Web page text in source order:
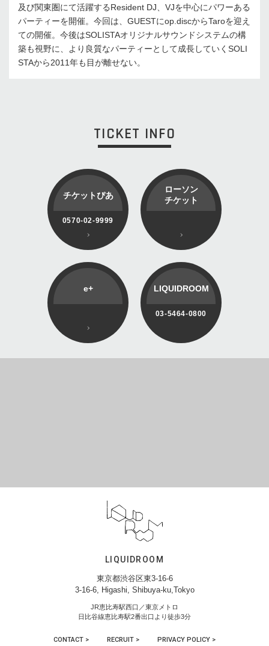
及び関東圏にて活躍するResident DJ、VJを中心にパワーある
パーティーを開催。今回は、GUESTにop.discからTaroを迎え
ての開催。今後はSOLISTAオリジナルサウンドシステムの構
築も視野に、より良質なパーティーとして成長していくSOLI
STAから2011年も目が離せない。
TICKET INFO
チケットぴあ
0570-02-9999
ローソン
チケット
e+ LIQUIDROOM
03-5464-0800
LIQUIDROOM
東京都渋谷区東3-16-6
3-16-6, Higashi, Shibuya-ku,Tokyo
JR恵比寿駅西口／東京メトロ
日比谷線恵比寿駅2番出口より徒歩3分
CONTACT > RECRUIT > PRIVACY POLICY >